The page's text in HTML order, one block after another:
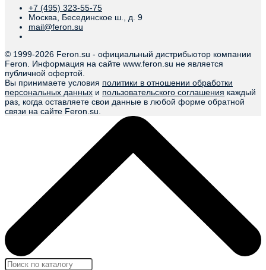
+7 (495) 323-55-75
Москва, Бесединское ш., д. 9
mail@feron.su
© 1999-2026 Feron.su - официальный дистрибьютор компании
Feron. Информация на сайте www.feron.su не является
публичной офертой.
Вы принимаете условия политики в отношении обработки
персональных данных и пользовательского соглашения каждый
раз, когда оставляете свои данные в любой форме обратной
связи на сайте Feron.su.